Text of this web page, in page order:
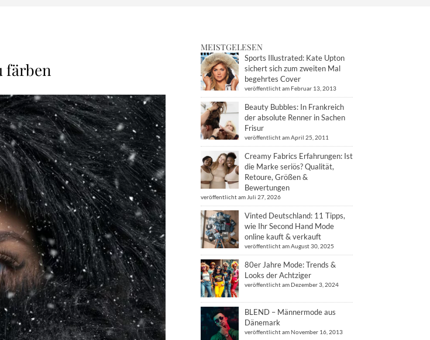
färben
MEISTGELESEN
Sports Illustrated: Kate Upton
sichert sich zum zweiten Mal
begehrtes Cover
veröffentlicht am Februar 13, 2013
Beauty Bubbles: In Frankreich
der absolute Renner in Sachen
Frisur
veröffentlicht am April 25, 2011
Creamy Fabrics Erfahrungen: Ist
die Marke seriös? Qualität,
Retoure, Größen &
Bewertungen
veröffentlicht am Juli 27, 2026
Vinted Deutschland: 11 Tipps,
wie Ihr Second Hand Mode
online kauft & verkauft
veröffentlicht am August 30, 2025
80er Jahre Mode: Trends &
Looks der Achtziger
veröffentlicht am Dezember 3, 2024
BLEND – Männermode aus
Dänemark
veröffentlicht am November 16, 2013